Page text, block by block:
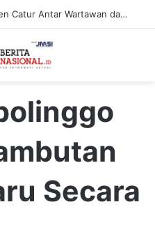
Wali Kota Batu Buka Turnamen Catur Antar Wartawan dan Instansi
Secara